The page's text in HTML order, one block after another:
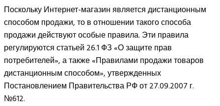
Поскольку Интернет-магазин является дистанционным
способом продажи, то в отношении такого способа
продажи действуют особые правила. Эти правила
регулируются статьей 26.1 ФЗ «О защите прав
потребителей», а также «Правилами продажи товаров
дистанционным способом», утвержденных
Постановлением Правительства РФ от 27.09.2007 г.
№612.